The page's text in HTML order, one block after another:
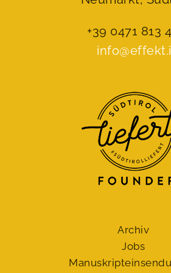
+39 0471 813
Archiv
Jobs